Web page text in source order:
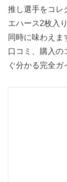
推し選手をコレ
エハース2枚入
同時に味わえま
口コミ、購入の
ぐ分かる完全ガ